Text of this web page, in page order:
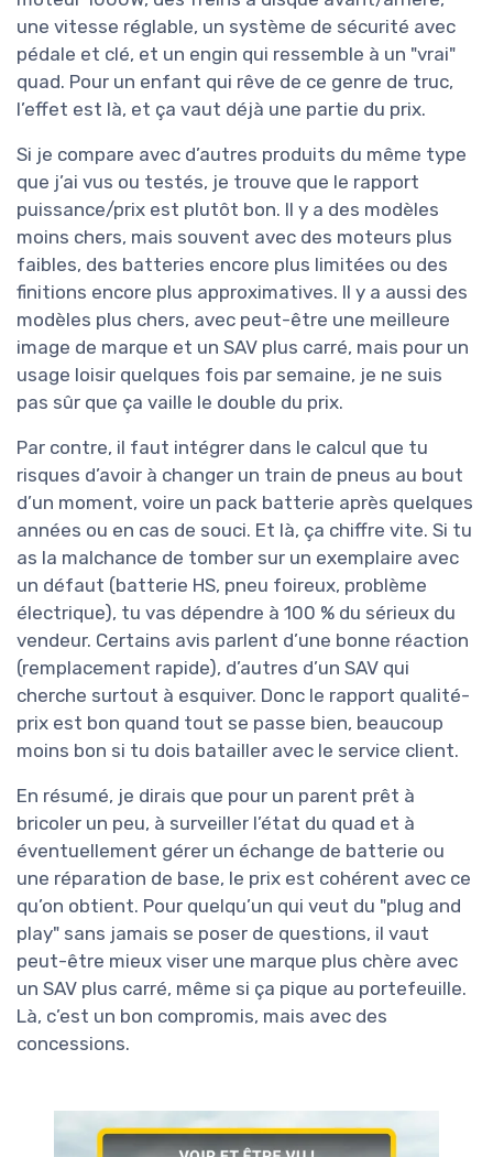
une vitesse réglable, un système de sécurité avec
pédale et clé, et un engin qui ressemble à un "vrai"
quad. Pour un enfant qui rêve de ce genre de truc,
l’effet est là, et ça vaut déjà une partie du prix.
Si je compare avec d’autres produits du même type
que j’ai vus ou testés, je trouve que le rapport
puissance/prix est plutôt bon. Il y a des modèles
moins chers, mais souvent avec des moteurs plus
faibles, des batteries encore plus limitées ou des
finitions encore plus approximatives. Il y a aussi des
modèles plus chers, avec peut-être une meilleure
image de marque et un SAV plus carré, mais pour un
usage loisir quelques fois par semaine, je ne suis
pas sûr que ça vaille le double du prix.
Par contre, il faut intégrer dans le calcul que tu
risques d’avoir à changer un train de pneus au bout
d’un moment, voire un pack batterie après quelques
années ou en cas de souci. Et là, ça chiffre vite. Si tu
as la malchance de tomber sur un exemplaire avec
un défaut (batterie HS, pneu foireux, problème
électrique), tu vas dépendre à 100 % du sérieux du
vendeur. Certains avis parlent d’une bonne réaction
(remplacement rapide), d’autres d’un SAV qui
cherche surtout à esquiver. Donc le rapport qualité-
prix est bon quand tout se passe bien, beaucoup
moins bon si tu dois batailler avec le service client.
En résumé, je dirais que pour un parent prêt à
bricoler un peu, à surveiller l’état du quad et à
éventuellement gérer un échange de batterie ou
une réparation de base, le prix est cohérent avec ce
qu’on obtient. Pour quelqu’un qui veut du "plug and
play" sans jamais se poser de questions, il vaut
peut-être mieux viser une marque plus chère avec
un SAV plus carré, même si ça pique au portefeuille.
Là, c’est un bon compromis, mais avec des
concessions.